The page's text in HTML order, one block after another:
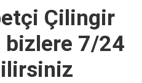
Çilingir
7/24